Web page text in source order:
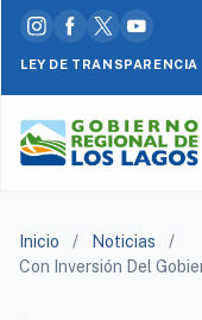
LEY DE TRANSPARENCIA
Inicio / Noticias
/